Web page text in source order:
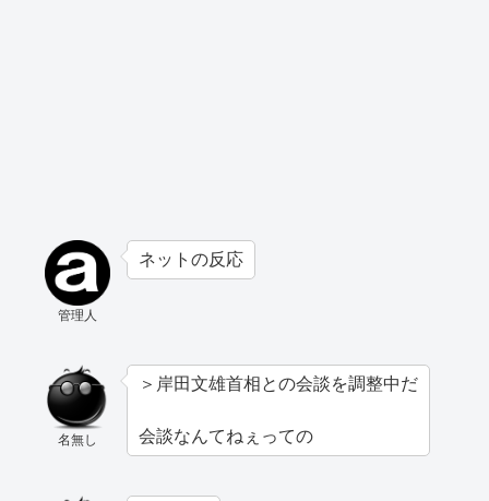
管理人
ネットの反応
名無し
＞岸田文雄首相との会談を調整中だ
会談なんてねぇっての